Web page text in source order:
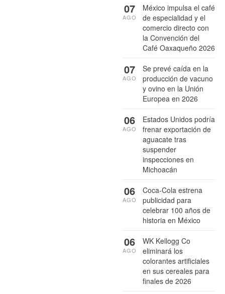
México impulsa el café
de especialidad y el
comercio directo con
la Convención del
Café Oaxaqueño 2026
07
AGO
Se prevé caída en la
producción de vacuno
y ovino en la Unión
Europea en 2026
07
AGO
Estados Unidos podría
frenar exportación de
aguacate tras
suspender
inspecciones en
Michoacán
06
AGO
Coca-Cola estrena
publicidad para
celebrar 100 años de
historia en México
06
AGO
WK Kellogg Co
eliminará los
colorantes artificiales
en sus cereales para
finales de 2026
06
AGO